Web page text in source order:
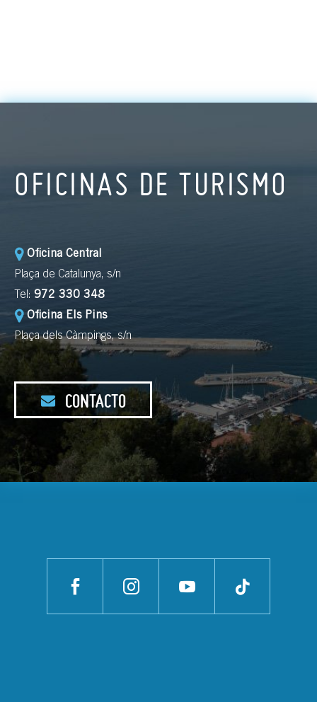
OFICINAS DE TURISMO
Oficina Central
Plaça de Catalunya, s/n
Tel: 972 330 348
Oficina Els Pins
Plaça dels Càmpings, s/n
CONTACTO